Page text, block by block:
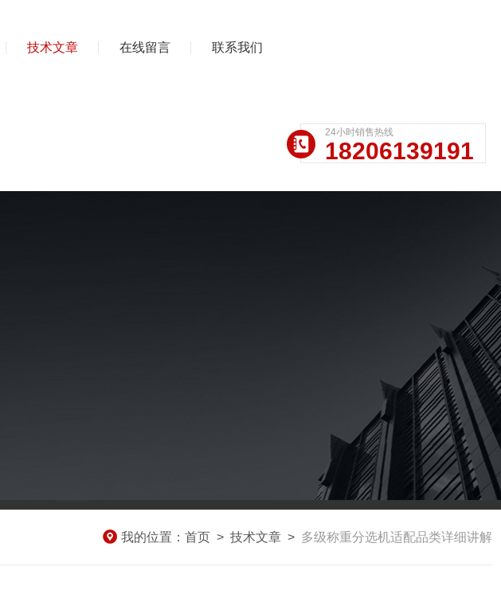
技术文章 在线留言 联系我们
24小时销售热线
18206139191
我的位置： 首页 > 技术文章 > 多级称重分选机适配品类详细讲解